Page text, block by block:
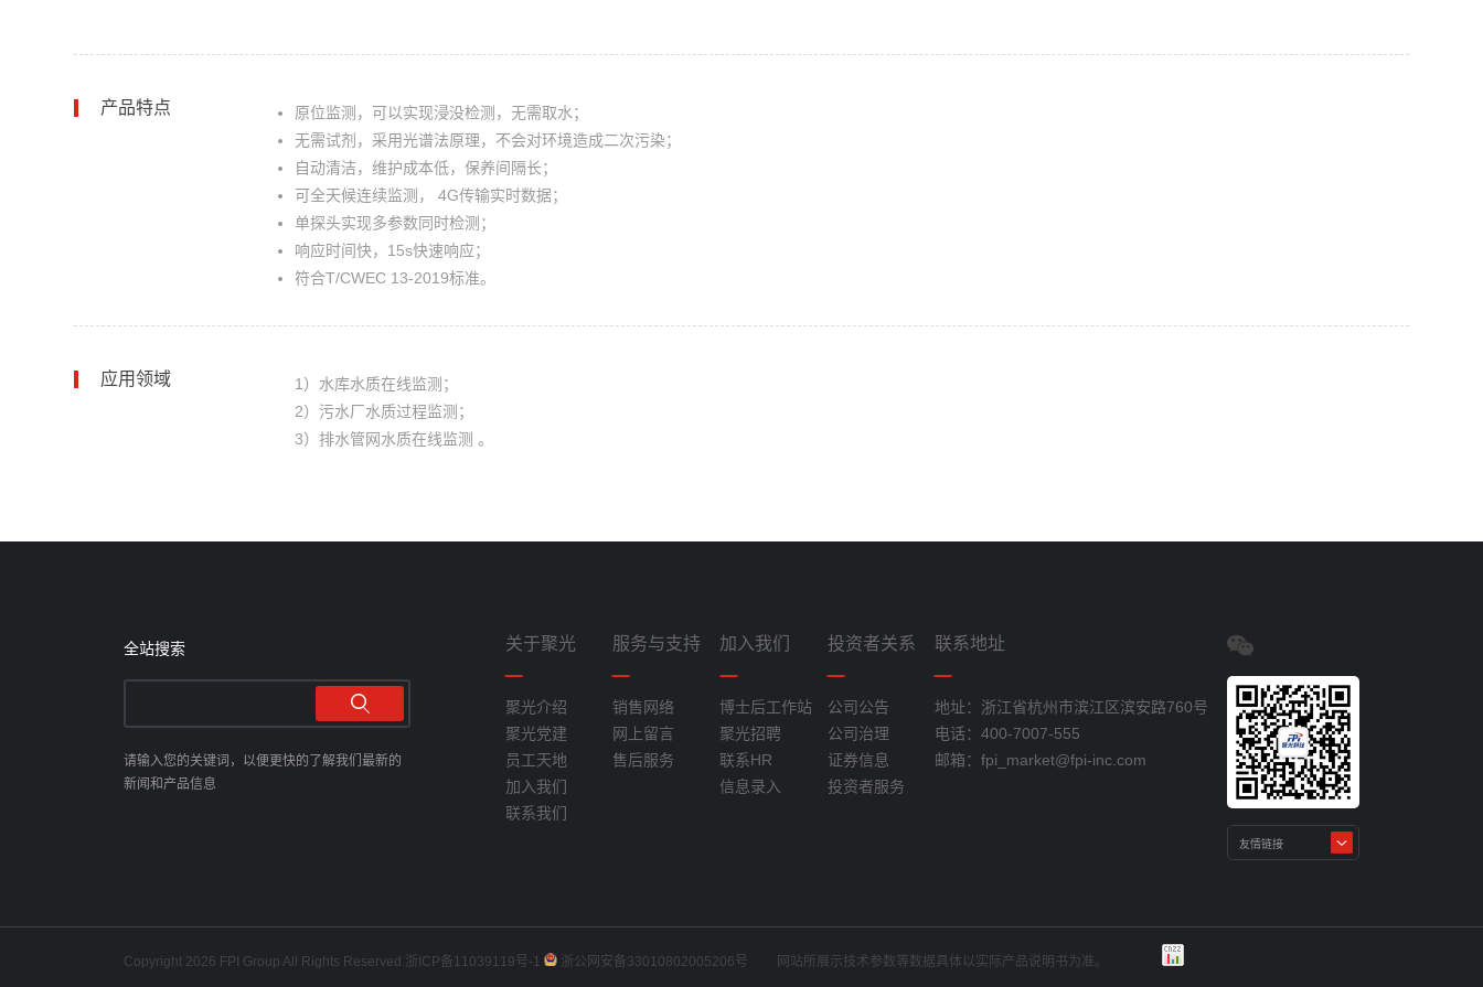
产品特点
原位监测，可以实现浸没检测，无需取水；
无需试剂，采用光谱法原理，不会对环境造成二次污染；
自动清洁，维护成本低，保养间隔长；
可全天候连续监测， 4G传输实时数据；
单探头实现多参数同时检测；
响应时间快，15s快速响应；
符合T/CWEC 13-2019标准。
应用领域
1）水库水质在线监测；
2）污水厂水质过程监测；
3）排水管网水质在线监测 。
全站搜索
请输入您的关键词，以便更快的了解我们最新的
新闻和产品信息
关于聚光
聚光介绍
聚光党建
员工天地
加入我们
联系我们
服务与支持
销售网络
网上留言
售后服务
加入我们
博士后工作站
聚光招聘
联系HR
信息录入
投资者关系
公司公告
公司治理
证券信息
投资者服务
联系地址
地址：浙江省杭州市滨江区滨安路760号
电话：400-7007-555
邮箱：fpi_market@fpi-inc.com
Copyright 2026 FPI Group All Rights Reserved.浙ICP备11039119号-1 浙公网安备33010802005206号 网站所展示技术参数等数据具体以实际产品说明书为准。